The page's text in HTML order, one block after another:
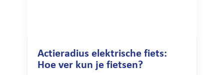
Actieradius elektrische fiets:
Hoe ver kun je fietsen?